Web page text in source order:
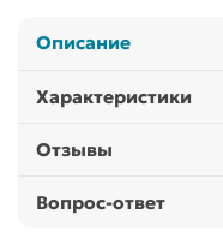
Описание
Характеристики
Отзывы
Вопрос-ответ